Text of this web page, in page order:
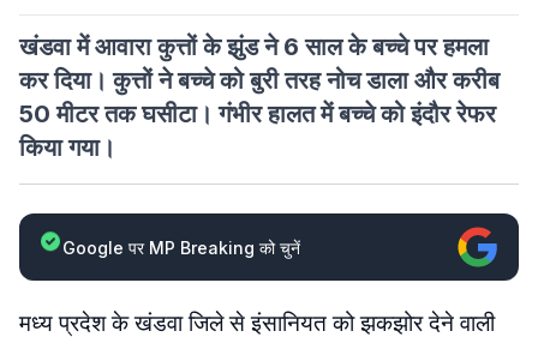
खंडवा में आवारा कुत्तों के झुंड ने 6 साल के बच्चे पर हमला
कर दिया। कुत्तों ने बच्चे को बुरी तरह नोच डाला और करीब
50 मीटर तक घसीटा। गंभीर हालत में बच्चे को इंदौर रेफर
किया गया।
Google पर MP Breaking को चुनें
मध्य प्रदेश के खंडवा जिले से इंसानियत को झकझोर देने वाली